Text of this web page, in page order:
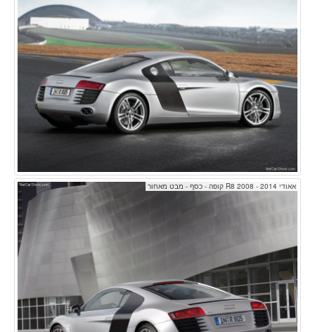
אאודי R8 2008 - 2014 קופה - כסף - מבט מאחור